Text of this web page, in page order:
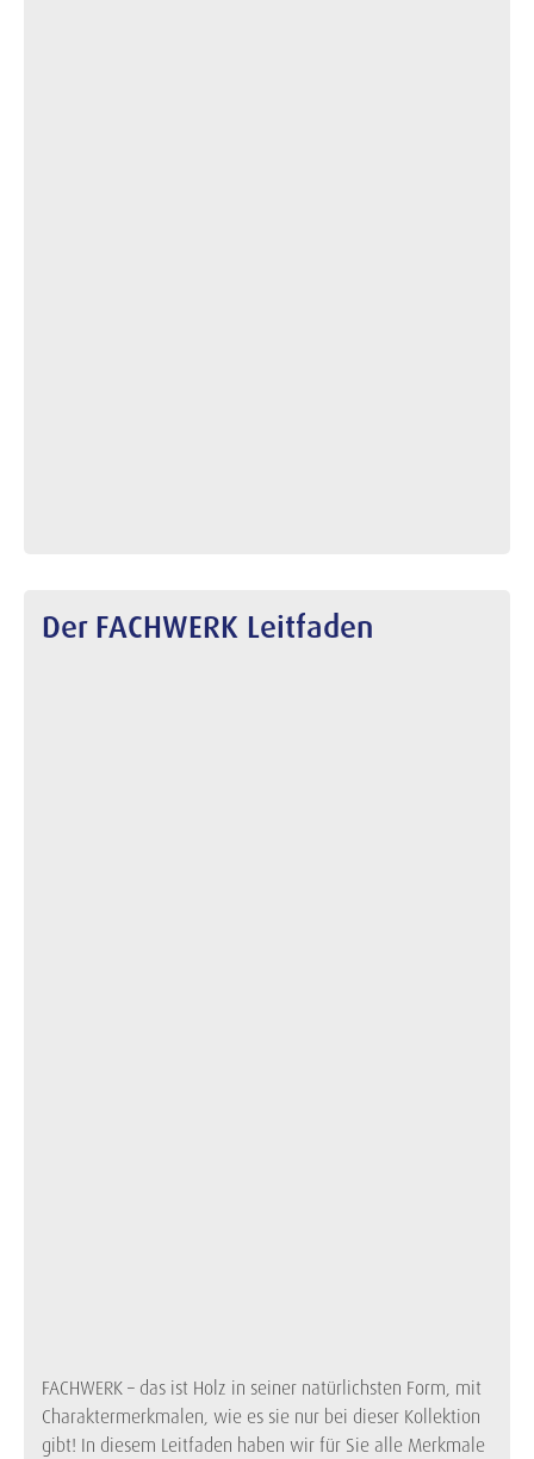
Der FACHWERK Leitfaden
FACHWERK – das ist Holz in seiner natürlichsten Form, mit
Charaktermerkmalen, wie es sie nur bei dieser Kollektion
gibt! In diesem Leitfaden haben wir für Sie alle Merkmale